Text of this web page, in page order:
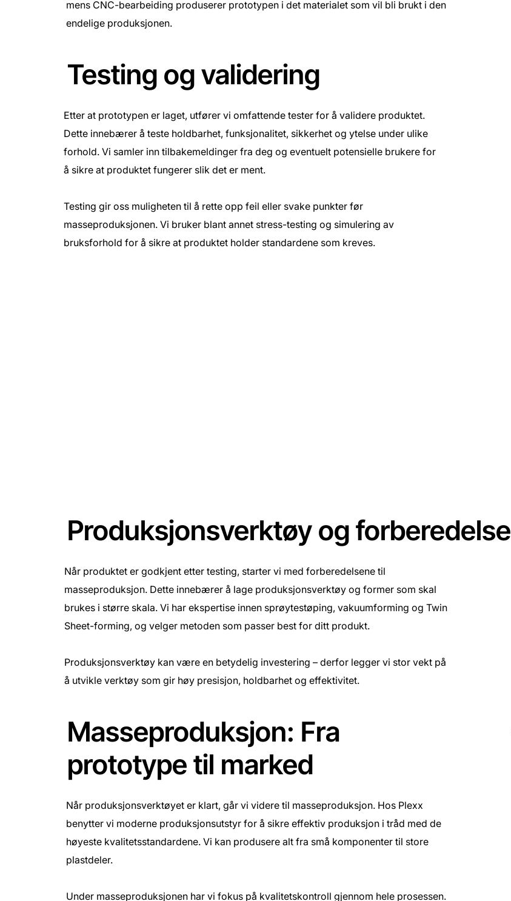
mens CNC-bearbeiding produserer prototypen i det materialet som vil bli brukt i den
endelige produksjonen.
Testing og validering
Etter at prototypen er laget, utfører vi omfattende tester for å validere produktet.
Dette innebærer å teste holdbarhet, funksjonalitet, sikkerhet og ytelse under ulike
forhold. Vi samler inn tilbakemeldinger fra deg og eventuelt potensielle brukere for
å sikre at produktet fungerer slik det er ment.
Testing gir oss muligheten til å rette opp feil eller svake punkter før
masseproduksjonen. Vi bruker blant annet stress-testing og simulering av
bruksforhold for å sikre at produktet holder standardene som kreves.
Produksjonsverktøy og forberedelse
Når produktet er godkjent etter testing, starter vi med forberedelsene til
masseproduksjon. Dette innebærer å lage produksjonsverktøy og former som skal
brukes i større skala. Vi har ekspertise innen sprøytestøping, vakuumforming og Twin
Sheet-forming, og velger metoden som passer best for ditt produkt.
Produksjonsverktøy kan være en betydelig investering – derfor legger vi stor vekt på
å utvikle verktøy som gir høy presisjon, holdbarhet og effektivitet.
Masseproduksjon: Fra
prototype til marked
Når produksjonsverktøyet er klart, går vi videre til masseproduksjon. Hos Plexx
benytter vi moderne produksjonsutstyr for å sikre effektiv produksjon i tråd med de
høyeste kvalitetsstandardene. Vi kan produsere alt fra små komponenter til store
plastdeler.
Under masseproduksjonen har vi fokus på kvalitetskontroll gjennom hele prosessen.